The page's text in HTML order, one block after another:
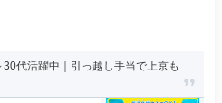
30代活躍中｜引っ越し手当で上京も